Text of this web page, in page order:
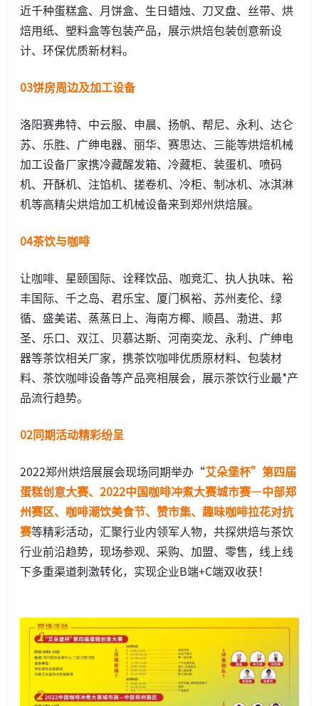
近千种蛋糕盒、月饼盒、生日蜡烛、刀叉盘、丝带、烘
焙用纸、塑料盒等包装产品，展示烘焙包装创意新设
计、环保优质新材料。
03饼房周边及加工设备
洛阳赛弗特、中云服、申晨、扬帆、帮尼、永利、达仑
苏、乐胜、广绅电器、丽华、赛思达、三能等烘焙机械
加工设备厂家携冷藏醒发箱、冷藏柜、装蛋机、喷码
机、开酥机、注馅机、搓卷机、冷柜、制冰机、冰淇淋
机等高精尖烘焙加工机械设备来到郑州烘焙展。
04茶饮与咖啡
让咖啡、星颐国际、诠释饮品、咖竞汇、执人执味、裕
丰国际、千之岛、君乐宝、厦门枫裕、苏州麦伦、绿
循、盛美诺、蒸蒸日上、海南方椰、顺昌、渤进、邦
圣、乐口、双江、贝慕达斯、河南奕龙、永利、广绅电
器等茶饮相关厂家，携茶饮咖啡优质原材料、包装材
料、茶饮咖啡设备等产品亮相展会，展示茶饮行业最*产
品流行趋势。
02同期活动精彩纷呈
2022郑州烘焙展展会现场同期举办“艾朵堡杯”第四届
蛋糕创意大赛、2022中国咖啡冲煮大赛城市赛—中部郑
州赛区、咖啡潮饮美食节、赞市集、趣味咖啡拉花对抗
赛等精彩活动，汇聚行业内领军人物，共探烘焙与茶饮
行业前沿趋势，现场参观、采购、加盟、零售，线上线
下多重渠道刺激转化，实现企业B端+C端双收获！